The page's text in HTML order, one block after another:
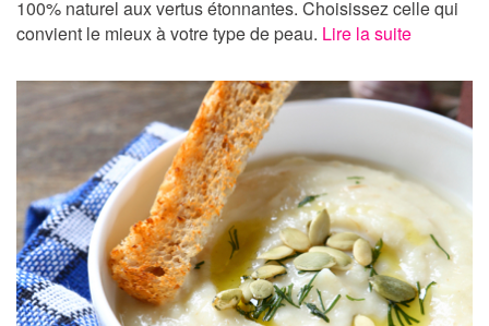
100% naturel aux vertus étonnantes. Choisissez celle qui
convient le mieux à votre type de peau. Lire la suite